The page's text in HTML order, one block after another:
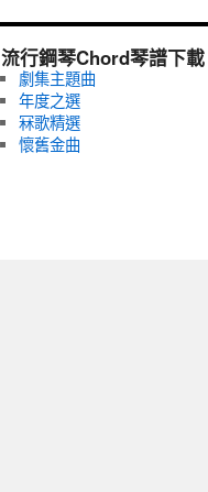
流行鋼琴Chord琴譜下載
劇集主題曲
年度之選
冧歌精選
懷舊金曲